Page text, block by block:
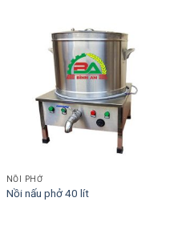
NỒI PHỞ
Nồi nấu phở 40 lít